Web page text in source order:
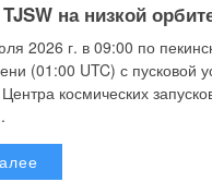
на низкой
2026 г. в 09:00 по
(01:00 UTC) с пусковой
космических